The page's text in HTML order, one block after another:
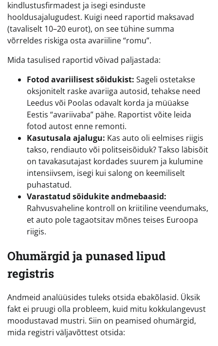
kindlustusfirmadest ja isegi esinduste
hooldusajalugudest. Kuigi need raportid maksavad
(tavaliselt 10–20 eurot), on see tühine summa
võrreldes riskiga osta avariiline “romu”.
Mida tasulised raportid võivad paljastada:
Fotod avariilisest sõidukist: Sageli ostetakse
oksjonitelt raske avariiga autosid, tehakse need
Leedus või Poolas odavalt korda ja müüakse
Eestis “avariivaba” pähe. Raportist võite leida
fotod autost enne remonti.
Kasutusala ajalugu: Kas auto oli eelmises riigis
takso, rendiauto või politseisõiduk? Takso läbisõit
on tavakasutajast kordades suurem ja kulumine
intensiivsem, isegi kui salong on keemiliselt
puhastatud.
Varastatud sõidukite andmebaasid:
Rahvusvaheline kontroll on kriitiline veendumaks,
et auto pole tagaotsitav mõnes teises Euroopa
riigis.
Ohumärgid ja punased lipud
registris
Andmeid analüüsides tuleks otsida ebakõlasid. Üksik
fakt ei pruugi olla probleem, kuid mitu kokkulangevust
moodustavad mustri. Siin on peamised ohumärgid,
mida registri väljavõttest otsida: